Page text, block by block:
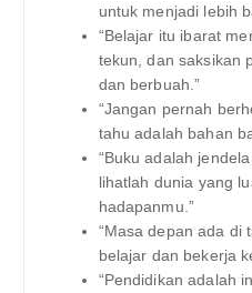
untuk menjadi lebih
“Belajar itu ibarat
tekun, dan saksikan
dan berbuah.”
“Jangan pernah
tahu adalah bahan
“Buku adalah
lihatlah dunia yang
hadapanmu.”
“Masa depan ada di
belajar dan bekerja
“Pendidikan adalah